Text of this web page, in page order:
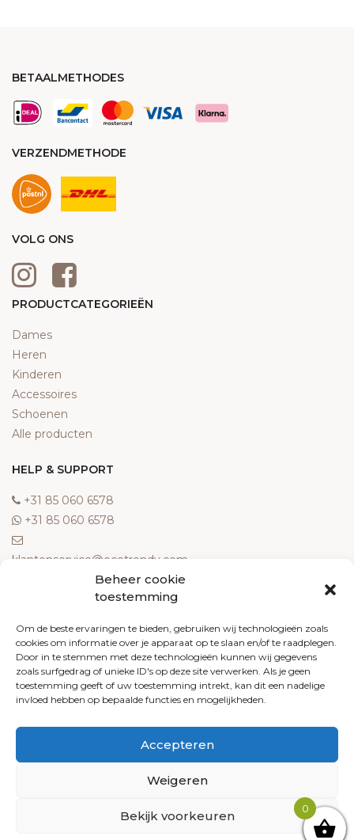
Beheer cookie
toestemming
Om de beste ervaringen te bieden, gebruiken wij technologieën zoals
cookies om informatie over je apparaat op te slaan en/of te raadplegen.
Door in te stemmen met deze technologieën kunnen wij gegevens
zoals surfgedrag of unieke ID's op deze site verwerken. Als je geen
toestemming geeft of uw toestemming intrekt, kan dit een nadelige
invloed hebben op bepaalde functies en mogelijkheden.
Accepteren
Weigeren
Bekijk voorkeuren
BETAALMETHODES
VERZENDMETHODE
VOLG ONS
PRODUCTCATEGORIEËN
Dames
Heren
Kinderen
Accessoires
Schoenen
Alle producten
HELP & SUPPORT
‎+31 85 060 6578
‎+31 85 060 6578
klantenservice@ecotrendy.com
Meest gestelde vragen
Contact
Algemene voorwaarden
Retourneren
Klachten
Privacy policy
0